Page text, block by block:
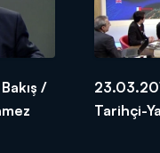
/
Tarihçi-